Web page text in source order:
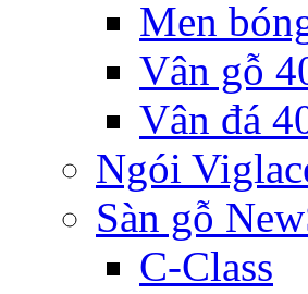
Men
Vân gỗ
Vân đá
Ngói
Sàn gỗ
C-Class